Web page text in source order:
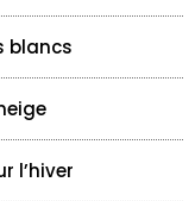
blancs
l’hiver